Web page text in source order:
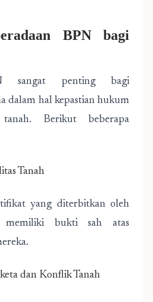
BPN bagi
sangat penting bagi
dalam hal kepastian hukum
Berikut beberapa
Tanah
yang diterbitkan oleh
memiliki bukti sah atas
dan Konflik Tanah